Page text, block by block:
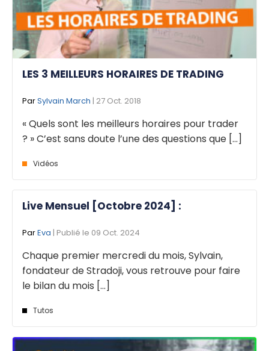
LES 3 MEILLEURS HORAIRES DE TRADING
ParSylvain March | 27 Oct. 2018
« Quels sont les meilleurs horaires pour trader
? » C’est sans doute l’une des questions que [...]
Vidéos
Live Mensuel [Octobre 2024] :
ParEva | Publié le 09 Oct. 2024
Chaque premier mercredi du mois, Sylvain,
fondateur de Stradoji, vous retrouve pour faire
le bilan du mois [...]
Tutos